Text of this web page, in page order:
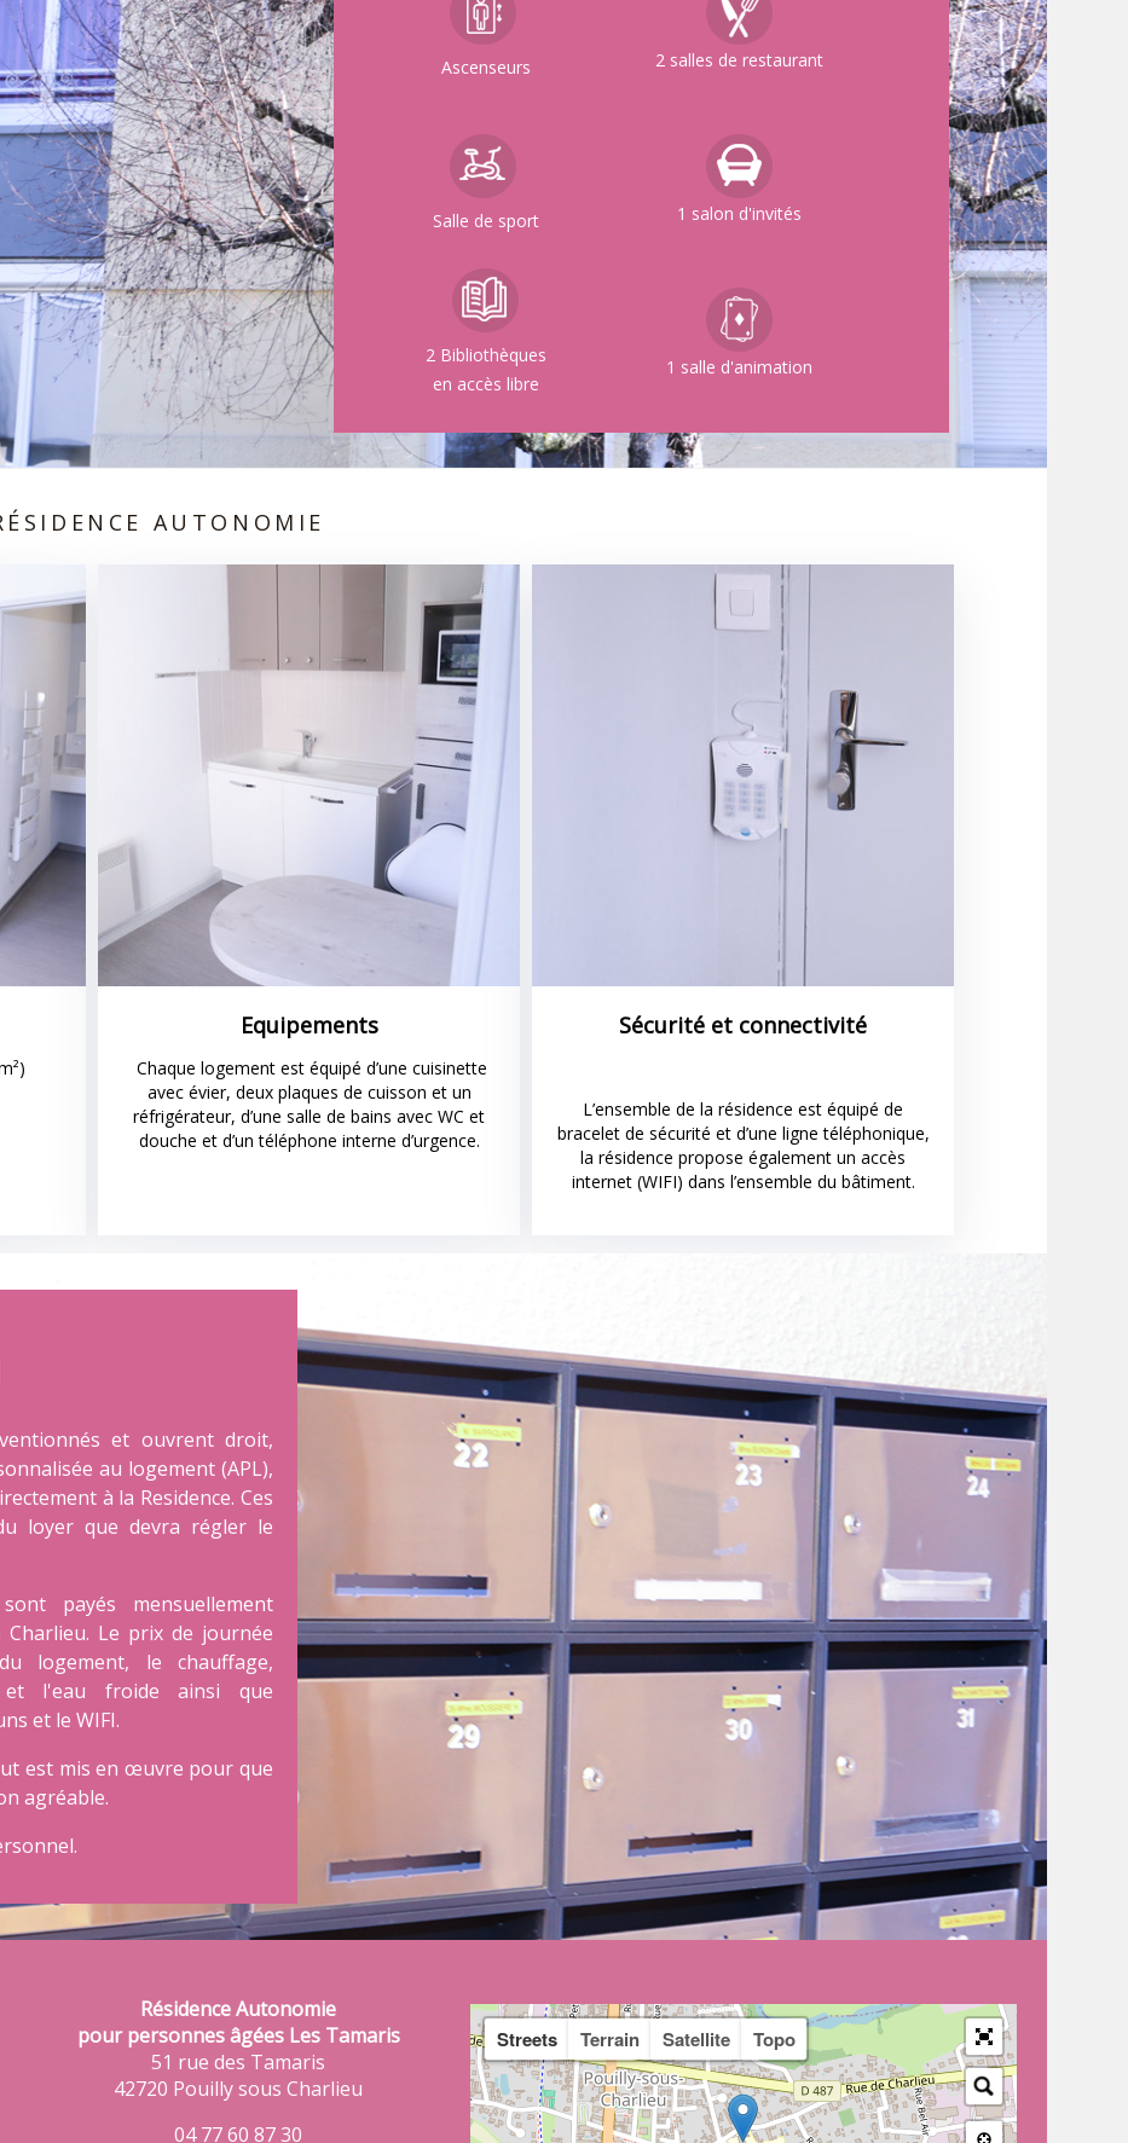
Ascenseurs 2 salles de restaurant
Salle de sport 1 salon d'invités
2 Bibliothèques
en accès libre
1 salle d'animation
AUTONOMIE
Equipements
Chaque logement est équipé d’une cuisinette
avec évier, deux plaques de cuisson et un
réfrigérateur, d’une salle de bains avec WC et
douche et d’un téléphone interne d’urgence.
Sécurité et connectivité
L’ensemble de la résidence est équipé de
bracelet de sécurité et d’une ligne téléphonique,
la résidence propose également un accès
internet (WIFI) dans l’ensemble du bâtiment.
et ouvrent droit,
au logement (APL),
à la Residence. Ces
loyer que devra régler le
payés mensuellement
Le prix de journée
logement, le chauffage,
et l'eau froide ainsi que
et le WIFI.
est mis en œuvre pour que
agréable.
Résidence Autonomie
pour personnes âgées Les Tamaris
51 rue des Tamaris
42720 Pouilly sous Charlieu
04 77 60 87 30
Streets Terrain Satellite Topo